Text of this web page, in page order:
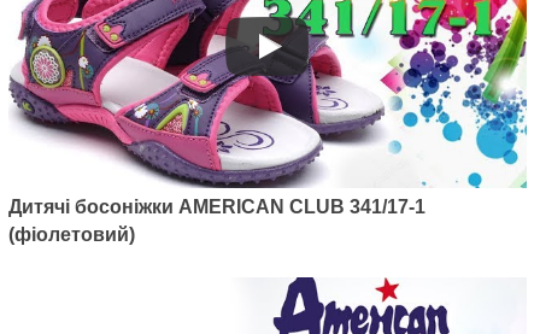
Дитячі босоніжки AMERICAN CLUB 341/17-1
(фіолетовий)